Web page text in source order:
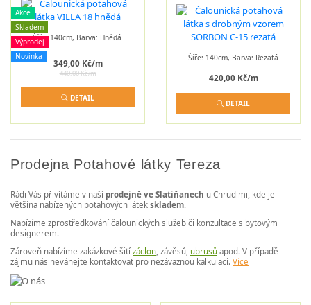
Akce
Skladem
Výprodej
Novinka
Šíře: 140cm, Barva: Hnědá
349,00 Kč/m
440,00 Kč/m
DETAIL
Šíře: 140cm, Barva: Rezatá
420,00 Kč/m
DETAIL
Prodejna Potahové látky Tereza
Rádi Vás přivítáme v naší prodejně ve Slatiňanech u Chrudimi, kde je
většina nabízených potahových látek skladem.
Nabízíme zprostředkování čalounických služeb či konzultace s bytovým
designerem.
Zároveň nabízíme zakázkové šití záclon , závěsů, ubrusů apod. V případě
zájmu nás neváhejte kontaktovat pro nezávaznou kalkulaci. Více